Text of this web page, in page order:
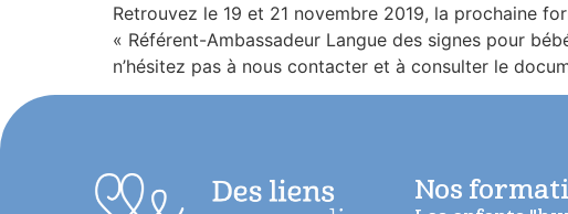
Retrouvez le 19 et 21 novembre 2019, la prochaine
« Référent-Ambassadeur Langue des signes pour
n’hésitez pas à nous contacter et à consulter le
Nos